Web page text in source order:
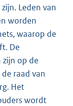
Leden van
worden
waarop de
De
zijn op de
raad van
Het
wordt